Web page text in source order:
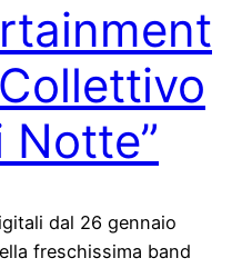
Notte”
dal 26 gennaio
freschissima band